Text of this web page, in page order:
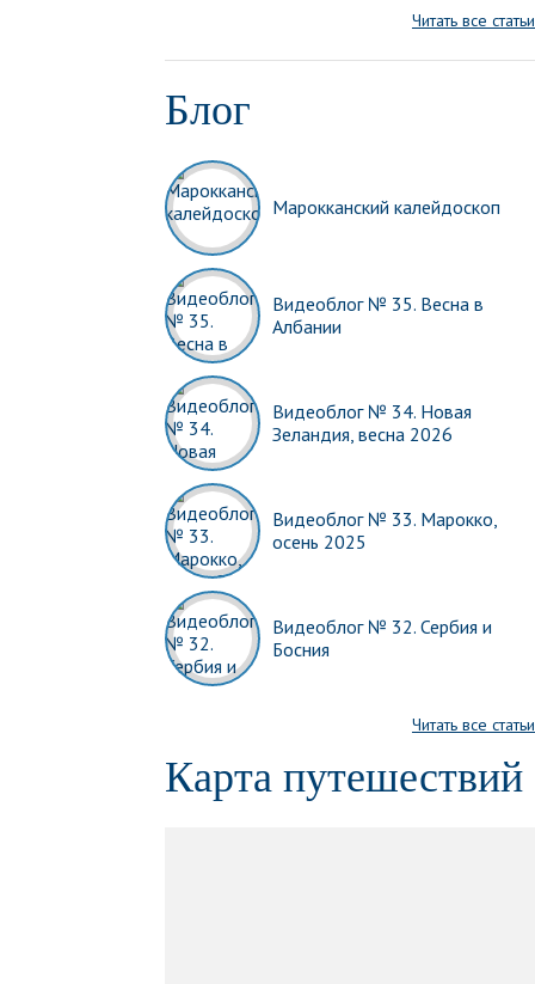
Читать все статьи
Блог
Марокканский калейдоскоп
Видеоблог № 35. Весна в
Албании
Видеоблог № 34. Новая
Зеландия, весна 2026
Видеоблог № 33. Марокко,
осень 2025
Видеоблог № 32. Сербия и
Босния
Читать все статьи
Карта путешествий